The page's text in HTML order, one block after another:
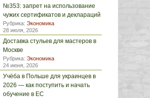
№353: запрет на использование
чужих сертификатов и деклараций
Рубрика: Экономика
28 июля, 2026
Доставка стульев для мастеров в
Москве
Рубрика: Экономика
24 июня, 2026
Учёба в Польше для украинцев в
2026 — как поступить и начать
обучение в ЕС